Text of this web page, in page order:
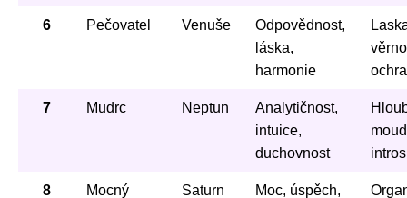
6 Pečovatel Venuše
Odpovědnost,
láska,
harmonie
7 Mudrc Neptun
Analytičnost,
intuice,
duchovnost
8 Mocný Saturn Moc, úspěch,